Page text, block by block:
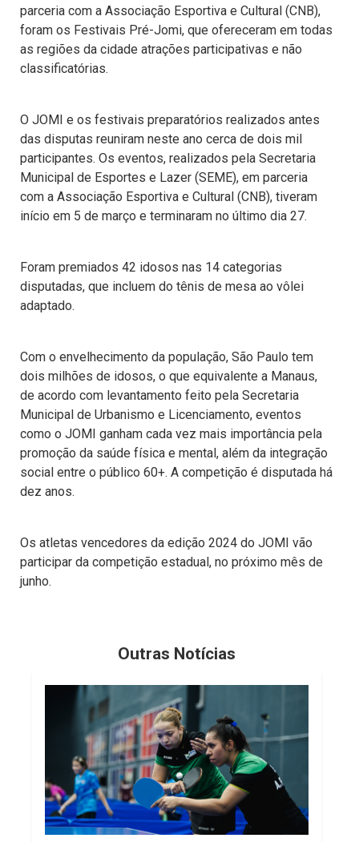
parceria com a Associação Esportiva e Cultural (CNB),
foram os Festivais Pré-Jomi, que ofereceram em todas
as regiões da cidade atrações participativas e não
classificatórias.
O JOMI e os festivais preparatórios realizados antes
das disputas reuniram neste ano cerca de dois mil
participantes. Os eventos, realizados pela Secretaria
Municipal de Esportes e Lazer (SEME), em parceria
com a Associação Esportiva e Cultural (CNB), tiveram
início em 5 de março e terminaram no último dia 27.
Foram premiados 42 idosos nas 14 categorias
disputadas, que incluem do tênis de mesa ao vôlei
adaptado.
Com o envelhecimento da população, São Paulo tem
dois milhões de idosos, o que equivalente a Manaus,
de acordo com levantamento feito pela Secretaria
Municipal de Urbanismo e Licenciamento, eventos
como o JOMI ganham cada vez mais importância pela
promoção da saúde física e mental, além da integração
social entre o público 60+. A competição é disputada há
dez anos.
Os atletas vencedores da edição 2024 do JOMI vão
participar da competição estadual, no próximo mês de
junho.
Outras Notícias